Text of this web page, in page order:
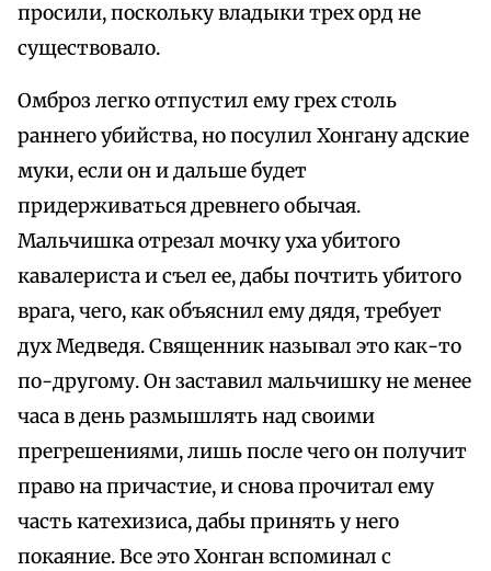
просили, поскольку владыки трех орд не
существовало.
Омброз легко отпустил ему грех столь
раннего убийства, но посулил Хонгану адские
муки, если он и дальше будет
придерживаться древнего обычая.
Мальчишка отрезал мочку уха убитого
кавалериста и съел ее, дабы почтить убитого
врага, чего, как объяснил ему дядя, требует
дух Медведя. Священник называл это как-то
по-другому. Он заставил мальчишку не менее
часа в день размышлять над своими
прегрешениями, лишь после чего он получит
право на причастие, и снова прочитал ему
часть катехизиса, дабы принять у него
покаяние. Все это Хонган вспоминал с